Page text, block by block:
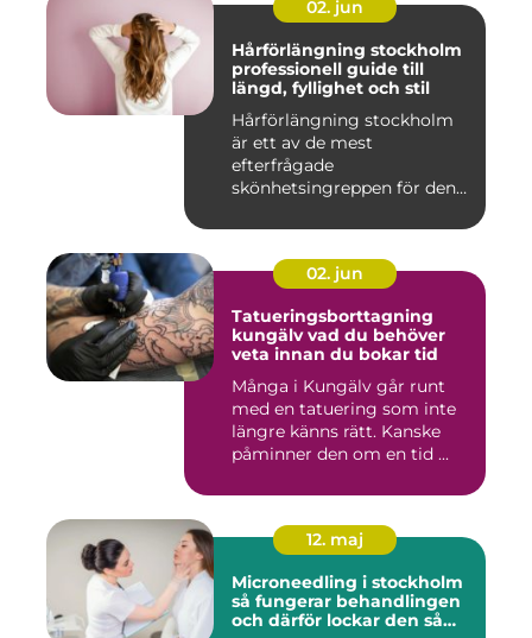
02. jun
Hårförlängning stockholm
professionell guide till
längd, fyllighet och stil
Hårförlängning stockholm
är ett av de mest
efterfrågade
skönhetsingreppen för den
02. jun
Tatueringsborttagning
kungälv vad du behöver
veta innan du bokar tid
Många i Kungälv går runt
med en tatuering som inte
längre känns rätt. Kanske
påminner den om en tid ...
12. maj
Microneedling i stockholm
så fungerar behandlingen
och därför lockar den så